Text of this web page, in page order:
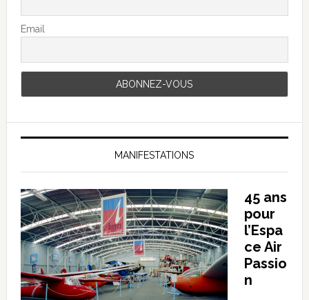
Email
MANIFESTATIONS
45 ans
pour
l’Espa
ce Air
Passio
n